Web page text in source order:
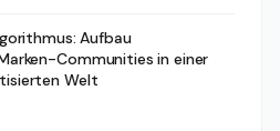
Aufbau
Communities in einer
Welt